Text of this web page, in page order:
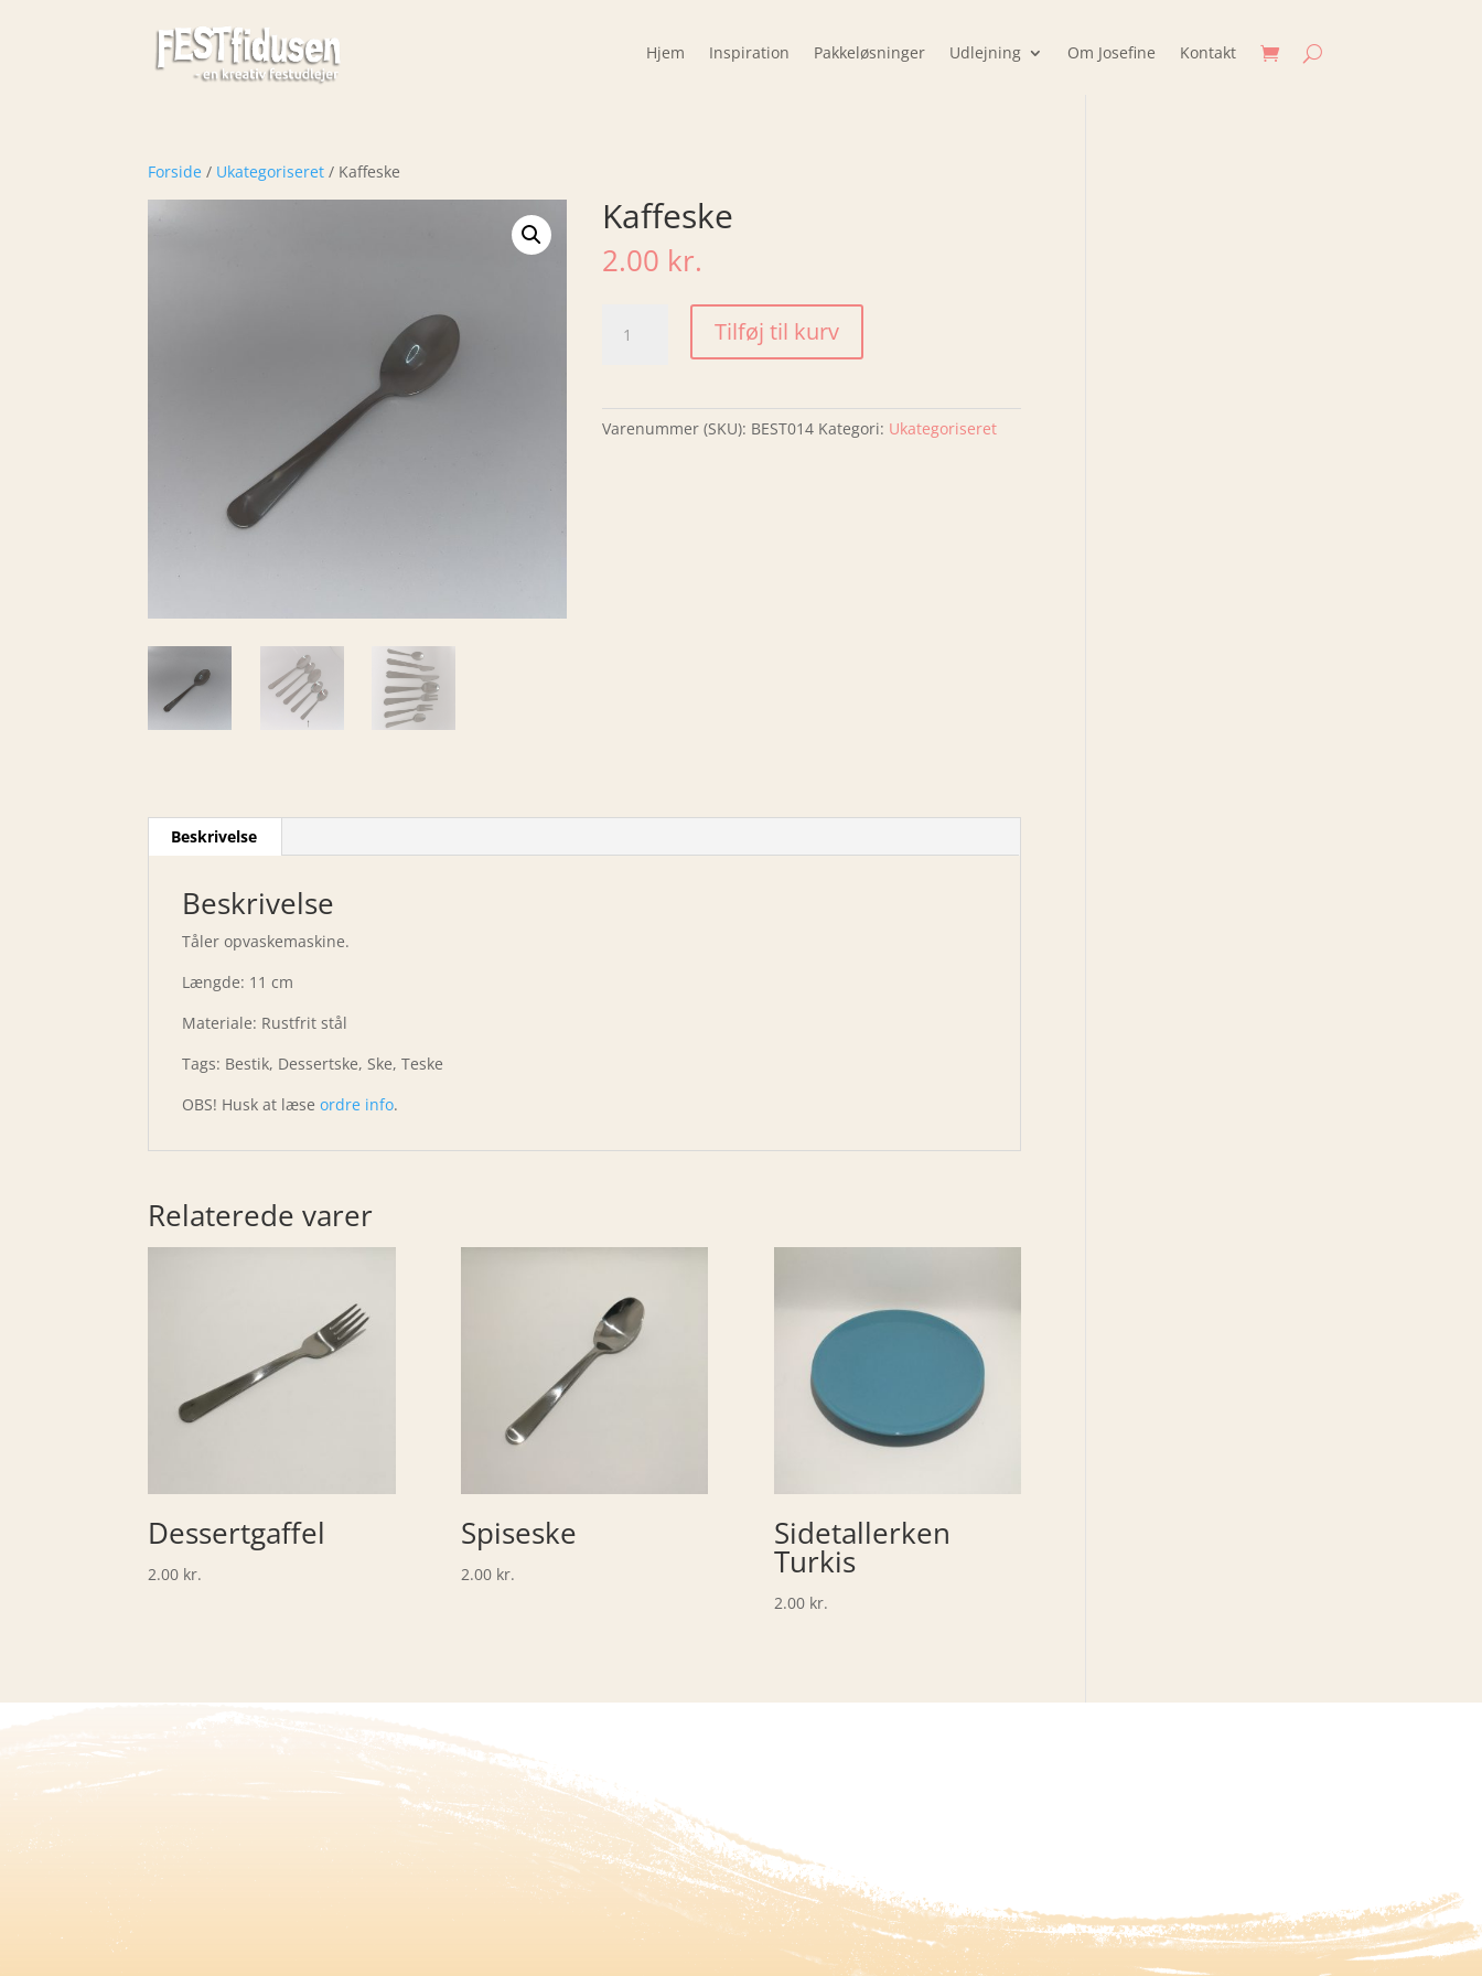
Hjem Inspiration Pakkeløsninger Udlejning Om Josefine Kontakt
Forside / Ukategoriseret / Kaffeske
Kaffeske
2.00 kr.
antal
Tilføj til kurv
Varenummer (SKU): BEST014 Kategori: Ukategoriseret
Beskrivelse
Beskrivelse
Tåler opvaskemaskine.
Længde: 11 cm
Materiale: Rustfrit stål
Tags: Bestik, Dessertske, Ske, Teske
OBS! Husk at læseordre info.
Relaterede varer
Dessertgaffel
2.00 kr.
Spiseske
2.00 kr.
Sidetallerken
Turkis
2.00 kr.